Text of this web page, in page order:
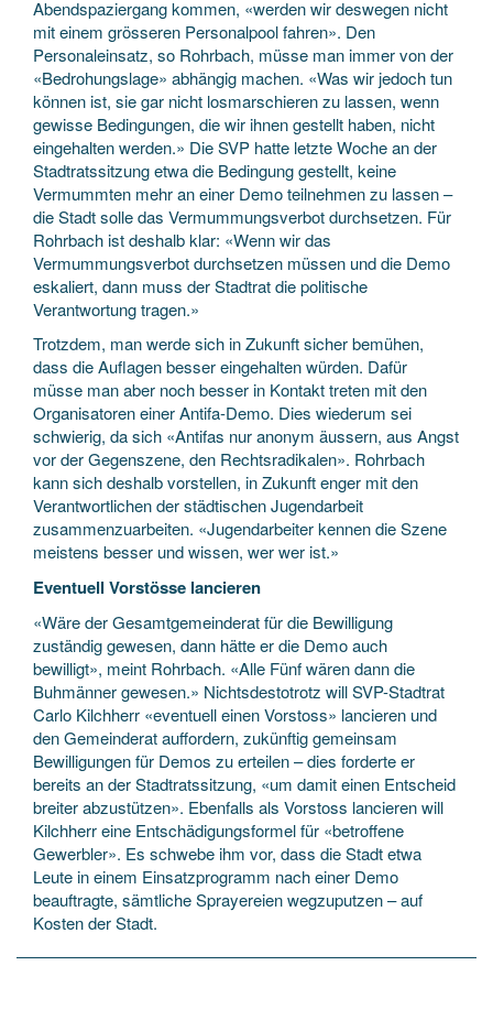
Abendspaziergang kommen, «werden wir deswegen nicht
mit einem grösseren Personalpool fahren». Den
Personaleinsatz, so Rohrbach, müsse man immer von der
«Bedrohungslage» abhängig machen. «Was wir jedoch tun
können ist, sie gar nicht losmarschieren zu lassen, wenn
gewisse Bedingungen, die wir ihnen gestellt haben, nicht
eingehalten werden.» Die SVP hatte letzte Woche an der
Stadtratssitzung etwa die Bedingung gestellt, keine
Vermummten mehr an einer Demo teilnehmen zu lassen –
die Stadt solle das Vermummungsverbot durchsetzen. Für
Rohrbach ist deshalb klar: «Wenn wir das
Vermummungsverbot durchsetzen müssen und die Demo
eskaliert, dann muss der Stadtrat die politische
Verantwortung tragen.»
Trotzdem, man werde sich in Zukunft sicher bemühen,
dass die Auflagen besser eingehalten würden. Dafür
müsse man aber noch besser in Kontakt treten mit den
Organisatoren einer Antifa-Demo. Dies wiederum sei
schwierig, da sich «Antifas nur anonym äussern, aus Angst
vor der Gegenszene, den Rechtsradikalen». Rohrbach
kann sich deshalb vorstellen, in Zukunft enger mit den
Verantwortlichen der städtischen Jugendarbeit
zusammenzuarbeiten. «Jugendarbeiter kennen die Szene
meistens besser und wissen, wer wer ist.»
Eventuell Vorstösse lancieren
«Wäre der Gesamtgemeinderat für die Bewilligung
zuständig gewesen, dann hätte er die Demo auch
bewilligt», meint Rohrbach. «Alle Fünf wären dann die
Buhmänner gewesen.» Nichtsdestotrotz will SVP-Stadtrat
Carlo Kilchherr «eventuell einen Vorstoss» lancieren und
den Gemeinderat auffordern, zukünftig gemeinsam
Bewilligungen für Demos zu erteilen – dies forderte er
bereits an der Stadtratssitzung, «um damit einen Entscheid
breiter abzustützen». Ebenfalls als Vorstoss lancieren will
Kilchherr eine Entschädigungsformel für «betroffene
Gewerbler». Es schwebe ihm vor, dass die Stadt etwa
Leute in einem Einsatzprogramm nach einer Demo
beauftragte, sämtliche Sprayereien wegzuputzen – auf
Kosten der Stadt.